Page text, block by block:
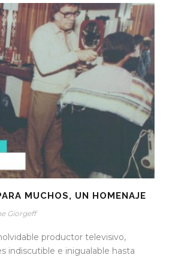
MUCHOS, UN HOMENAJE
Giorgeff
productor televisivo,
indiscutible e inigualable hasta